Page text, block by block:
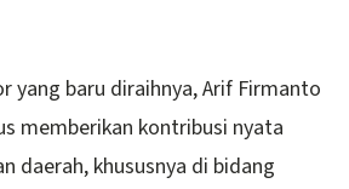
yang baru diraihnya, Arif Firmanto
memberikan kontribusi nyata
daerah, khususnya di bidang